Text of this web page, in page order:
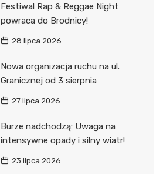
Festiwal Rap & Reggae Night
powraca do Brodnicy!
28 lipca 2026
Nowa organizacja ruchu na ul.
Granicznej od 3 sierpnia
27 lipca 2026
Burze nadchodzą: Uwaga na
intensywne opady i silny wiatr!
23 lipca 2026